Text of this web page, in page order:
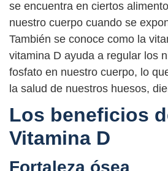
se encuentra en ciertos
nuestro cuerpo cuando se
También se conoce como la
vitamina D ayuda a regular los
fosfato en nuestro cuerpo, lo
la salud de nuestros huesos,
Los beneficios
Vitamina D
Fortaleza ósea